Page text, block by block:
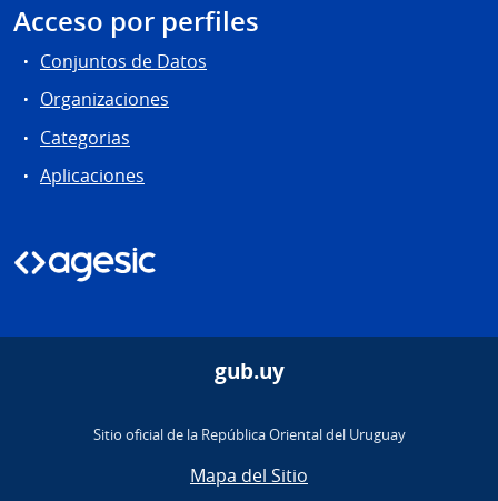
Acceso por perfiles
Conjuntos de Datos
Organizaciones
Categorias
Aplicaciones
gub.uy
Sitio oficial de la República Oriental del Uruguay
Mapa del Sitio